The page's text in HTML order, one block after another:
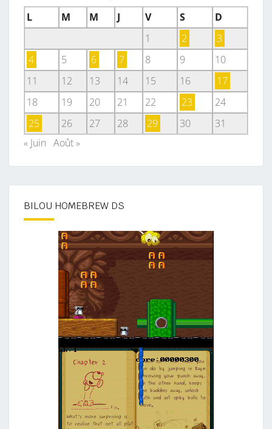
L
M M J V S
D
1
2
3
4
5 6 7 8 9
10
11
12 13 14 15 16
17
18
19 20 21 22 23
24
25
26 27 28 29 30
31
« Juin Août »
BILOU HOMEBREW DS